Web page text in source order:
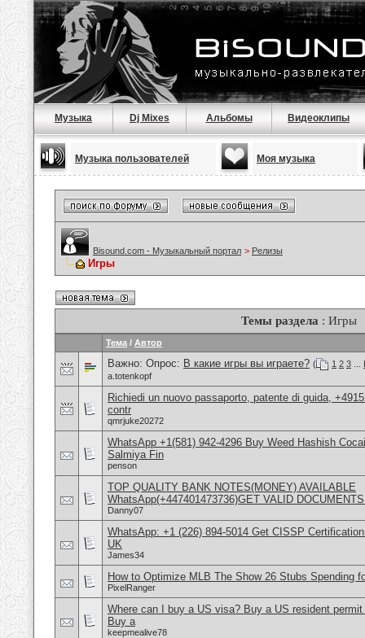
Музыка Dj Mixes Альбомы Видеоклипы
Музыка пользователей Моя музыка
Bisound.com - Музыкальный портал > Релизы
Игры
Темы раздела : Игры
Тема / Автор
Важно: Опрос: В какие игры вы играете? ( 1 2 3
a.totenkopf
Richiedi un nuovo passaporto, patente di guida,
contr
qmrjuke20272
WhatsApp +1(581) 942-4296 Buy Weed Hashish
Salmiya Fin
penson
TOP QUALITY BANK NOTES(MONEY) AVAILABLE
WhatsApp(+447401473736)GET VALID
Danny07
WhatsApp: +1 (226) 894-5014​ Get CISSP
UK
James34
How to Optimize MLB The Show 26 Stubs Spending
PixelRanger
Where can I buy a US visa? Buy a US resident
Buy a
keepmealive78